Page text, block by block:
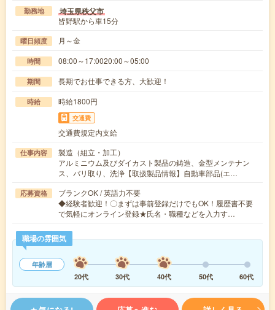
勤務地 埼玉県秩父市
皆野駅から車15分
曜日頻度 月～金
時間 08:00～17:0020:00～05:00
期間 長期でお仕事できる方、大歓迎！
時給 時給1800円
交通費
交通費規定内支給
仕事内容
製造（組立・加工）
アルミニウム及びダイカスト製品の鋳造、金型メンテナン
ス、バリ取り、洗浄【取扱製品情報】自動車部品(エ…
応募資格
ブランクOK / 英語力不要
◆経験者歓迎！〇まずは事前登録だけでもOK！履歴書不要
で気軽にオンライン登録★氏名・職種などを入力す…
職場の雰囲気
年齢層
20代
30代 40代 50代 60代